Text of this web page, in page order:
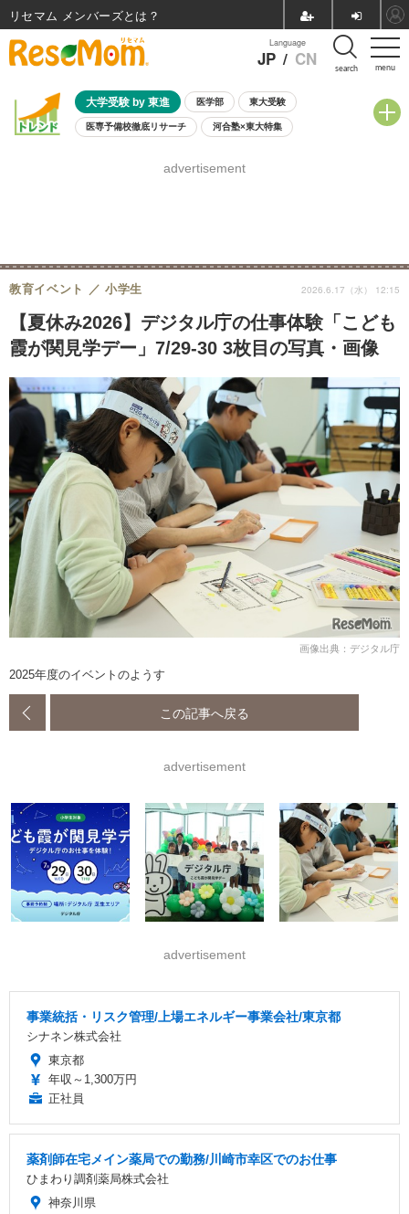
menu
Language
JP / CN search
大学受験 by 東進 医学部 東大受験
医専予備校徹底リサーチ 河合塾×東大特集
8月開催学校説明会・相談会
advertisement
【夏休み2026】デジタル庁の仕事体験「こども
霞が関見学デー」7/29-30 3枚目の写真・画像
教育イベント 小学生 2026.6.17（水） 12:15
画像出典：デジタル庁
2025年度のイベントのようす
この記事へ戻る
advertisement
advertisement
事業統括・リスク管理/上場エネルギー事業会社/東京都
シナネン株式会社
東京都
年収～1,300万円
正社員
薬剤師在宅メイン薬局での勤務/川崎市幸区でのお仕事
ひまわり調剤薬局株式会社
神奈川県
リセマム メンバーズ